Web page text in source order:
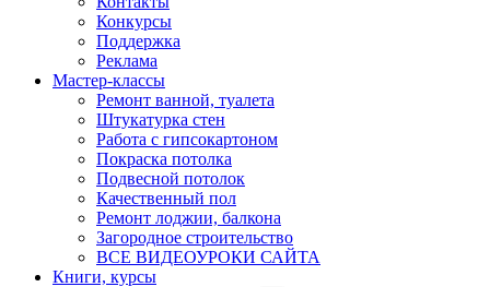
Конкурсы
Поддержка
Реклама
Мастер-классы
Ремонт ванной, туалета
Штукатурка стен
Работа с гипсокартоном
Покраска потолка
Подвесной потолок
Качественный пол
Ремонт лоджии, балкона
Загородное строительство
ВСЕ ВИДЕОУРОКИ САЙТА
Книги, курсы